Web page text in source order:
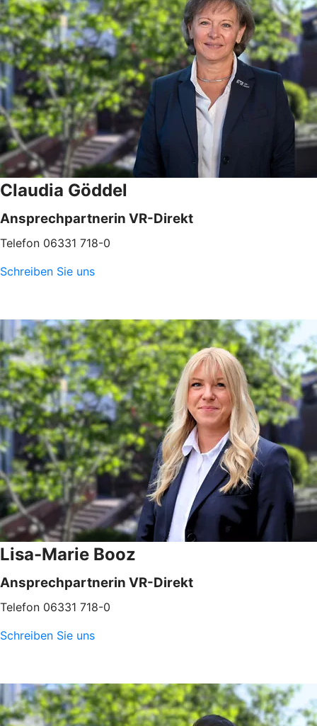
Claudia Göddel
Ansprechpartnerin VR-Direkt
Telefon 06331 718-0
Schreiben Sie uns
Lisa-Marie Booz
Ansprechpartnerin VR-Direkt
Telefon 06331 718-0
Schreiben Sie uns